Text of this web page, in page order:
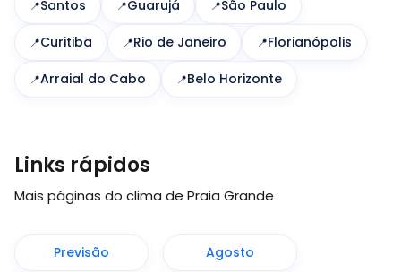
Santos Guarujá São Paulo
Curitiba Rio de Janeiro Florianópolis
Arraial do Cabo Belo Horizonte
Links rápidos
Mais páginas do clima de Praia Grande
Previsão Agosto